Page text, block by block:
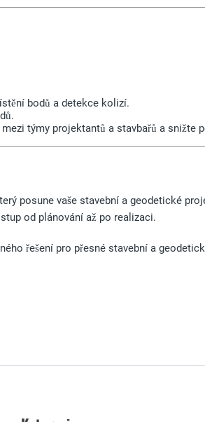
bodů a detekce kolizí.
týmy projektantů a stavbařů a snižte
posune vaše stavební a geodetické
od plánování až po realizaci.
řešení pro přesné stavební a